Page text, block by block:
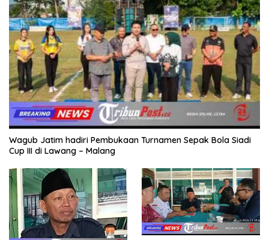
Wagub Jatim hadiri Pembukaan Turnamen Sepak Bola Siadi
Cup III di Lawang – Malang